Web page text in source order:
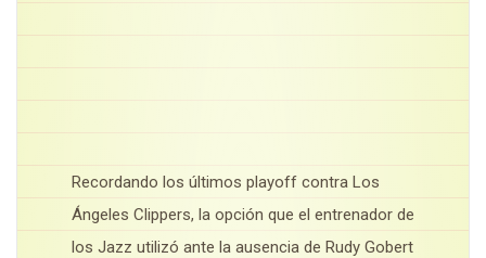
Recordando los últimos playoff contra Los
Ángeles Clippers, la opción que el entrenador de
los Jazz utilizó ante la ausencia de Rudy Gobert